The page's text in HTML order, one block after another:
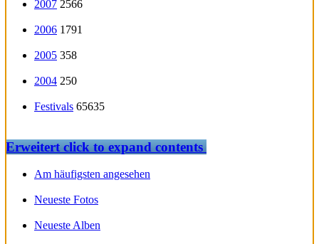
2007 2566
2006 1791
2005 358
2004 250
Festivals 65635
Erweitertclick to expand contents
Am häufigsten angesehen
Neueste Fotos
Neueste Alben